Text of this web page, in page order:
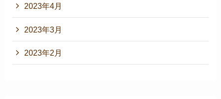
2023年4月
2023年3月
2023年2月